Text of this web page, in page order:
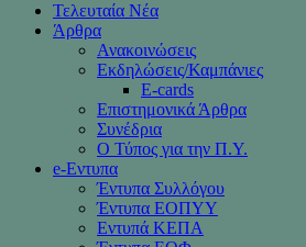
Τελευταία Νέα
Άρθρα
Ανακοινώσεις
Εκδηλώσεις/Καμπάνιες
Ε-cards
Επιστημονικά Άρθρα
Συνέδρια
Ο Τύπος για την Π.Υ.
e-Eντυπα
Έντυπα Συλλόγου
Έντυπα ΕΟΠΥΥ
Εντυπά ΚΕΠΑ